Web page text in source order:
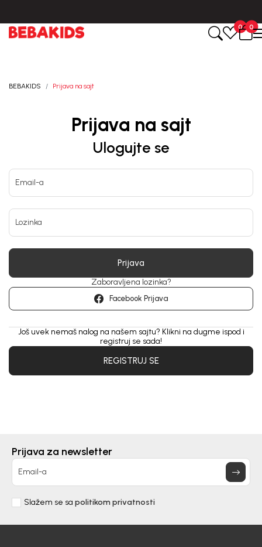
0
0
BEBAKIDS Prijava na sajt
Prijava na sajt
Ulogujte se
Email-a
Lozinka
Prijava
Zaboravljena lozinka?
Facebook Prijava
Još uvek nemaš nalog na našem sajtu? Klikni na dugme ispod i
registruj se sada!
REGISTRUJ SE
Prijava za newsletter
Email-a
Slažem se sa politikom privatnosti